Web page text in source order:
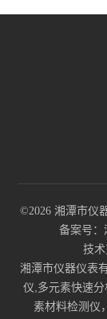
©2026 湘潭市仪
备案号：
技术
湘潭市仪器仪表
仪,多元素快速
素材料检测仪